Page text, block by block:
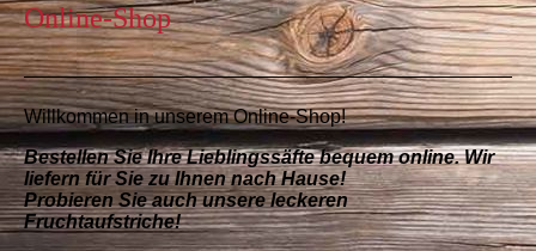
Online-Shop
Willkommen in unserem Online-Shop!
Bestellen Sie Ihre Lieblingssäfte bequem online. Wir
liefern für Sie zu Ihnen nach Hause!
Probieren Sie auch unsere leckeren
Fruchtaufstriche!